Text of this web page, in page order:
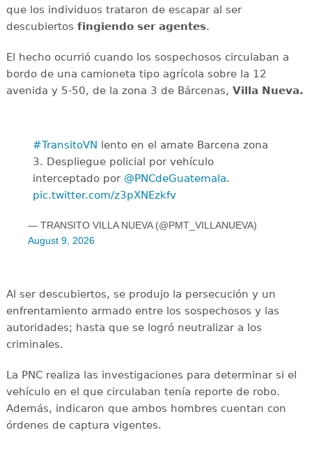
que los individuos trataron de escapar al ser
descubiertos fingiendo ser agentes.
El hecho ocurrió cuando los sospechosos circulaban a
bordo de una camioneta tipo agrícola sobre la 12
avenida y 5-50, de la zona 3 de Bárcenas, Villa Nueva.
#TransitoVN lento en el amate Barcena zona
3. Despliegue policial por vehículo
interceptado por @PNCdeGuatemala.
pic.twitter.com/z3pXNEzkfv
— TRANSITO VILLA NUEVA (@PMT_VILLANUEVA)
August 9, 2026
Al ser descubiertos, se produjo la persecución y un
enfrentamiento armado entre los sospechosos y las
autoridades; hasta que se logró neutralizar a los
criminales.
La PNC realiza las investigaciones para determinar si el
vehículo en el que circulaban tenía reporte de robo.
Además, indicaron que ambos hombres cuentan con
órdenes de captura vigentes.